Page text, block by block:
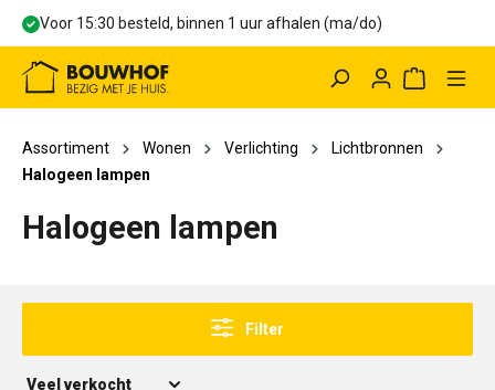
Voor 15:30 besteld, binnen 1 uur afhalen (ma/do)
Assortiment Wonen Verlichting
Lichtbronnen
Halogeen lampen
Halogeen lampen
Filter